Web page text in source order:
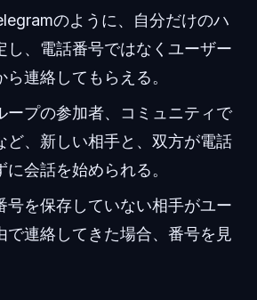
のように、自分だけのハ
し、電話番号ではなくユーザー
連絡してもらえる。
ープの参加者、コミュニティで
ど、新しい相手と、双方が電話
会話を始められる。
号を保存していない相手がユー
で連絡してきた場合、番号を見